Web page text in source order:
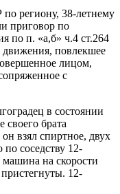
региону, 38-летнему
приговор по
по п. «а,б» ч.4 ст.264
повлекшее
лицом,
с
в состоянии
своего брата
взял спиртное, двух
соседству 12-
на скорости
12-